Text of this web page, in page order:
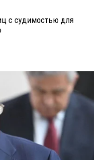
с судимостью для